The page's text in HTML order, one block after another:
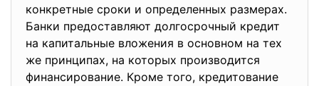
конкретные сроки и определенных размерах.
Банки предоставляют долгосрочный кредит
на капитальные вложения в основном на тех
же принципах, на которых производится
финансирование. Кроме того, кредитование